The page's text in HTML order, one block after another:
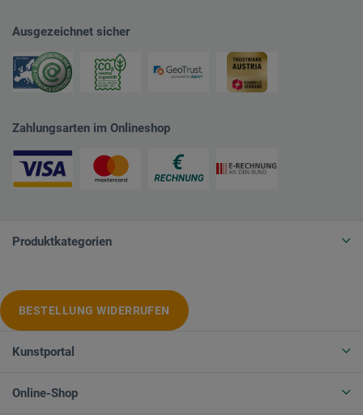
Ausgezeichnet sicher
Zahlungsarten im Onlineshop
Produktkategorien
BESTELLUNG WIDERRUFEN
Kunstportal
Online-Shop